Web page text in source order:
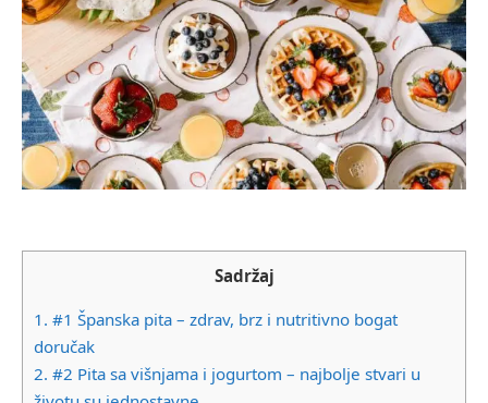
Sadržaj
1. #1 Španska pita – zdrav, brz i nutritivno bogat
doručak
2. #2 Pita sa višnjama i jogurtom – najbolje stvari u